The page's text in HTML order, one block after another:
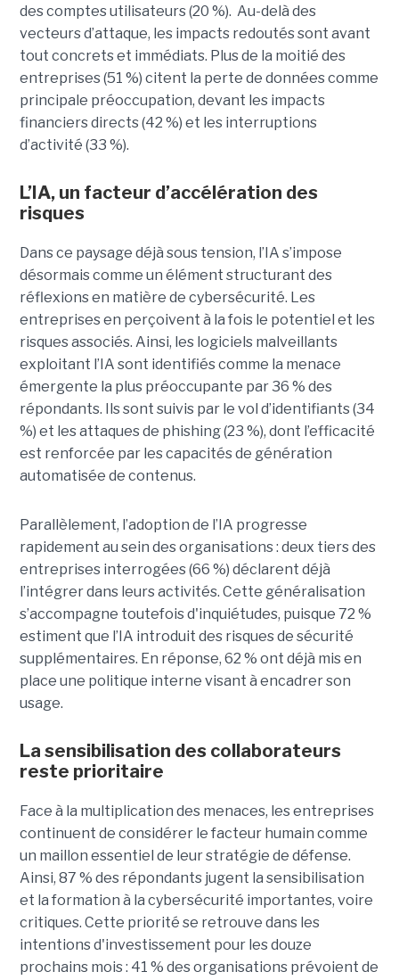
des comptes utilisateurs (20 %). Au-delà des
vecteurs d’attaque, les impacts redoutés sont avant
tout concrets et immédiats. Plus de la moitié des
entreprises (51 %) citent la perte de données comme
principale préoccupation, devant les impacts
financiers directs (42 %) et les interruptions
d’activité (33 %).
L’IA, un facteur d’accélération des
risques
Dans ce paysage déjà sous tension, l’IA s’impose
désormais comme un élément structurant des
réflexions en matière de cybersécurité. Les
entreprises en perçoivent à la fois le potentiel et les
risques associés. Ainsi, les logiciels malveillants
exploitant l’IA sont identifiés comme la menace
émergente la plus préoccupante par 36 % des
répondants. Ils sont suivis par le vol d’identifiants (34
%) et les attaques de phishing (23 %), dont l’efficacité
est renforcée par les capacités de génération
automatisée de contenus.
Parallèlement, l’adoption de l’IA progresse
rapidement au sein des organisations : deux tiers des
entreprises interrogées (66 %) déclarent déjà
l’intégrer dans leurs activités. Cette généralisation
s’accompagne toutefois d'inquiétudes, puisque 72 %
estiment que l’IA introduit des risques de sécurité
supplémentaires. En réponse, 62 % ont déjà mis en
place une politique interne visant à encadrer son
usage.
La sensibilisation des collaborateurs
reste prioritaire
Face à la multiplication des menaces, les entreprises
continuent de considérer le facteur humain comme
un maillon essentiel de leur stratégie de défense.
Ainsi, 87 % des répondants jugent la sensibilisation
et la formation à la cybersécurité importantes, voire
critiques. Cette priorité se retrouve dans les
intentions d'investissement pour les douze
prochains mois : 41 % des organisations prévoient de